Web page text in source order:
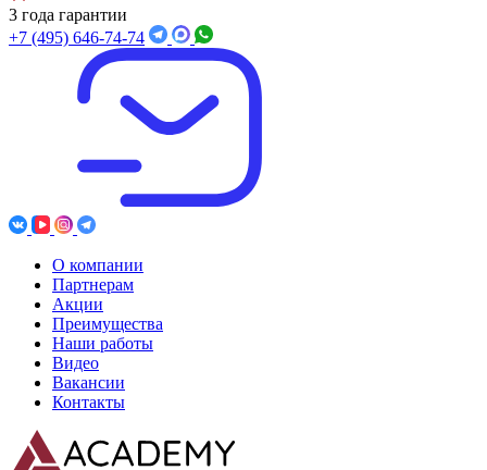
3 года гарантии
+7 (495) 646-74-74
О компании
Партнерам
Акции
Преимущества
Наши работы
Видео
Вакансии
Контакты